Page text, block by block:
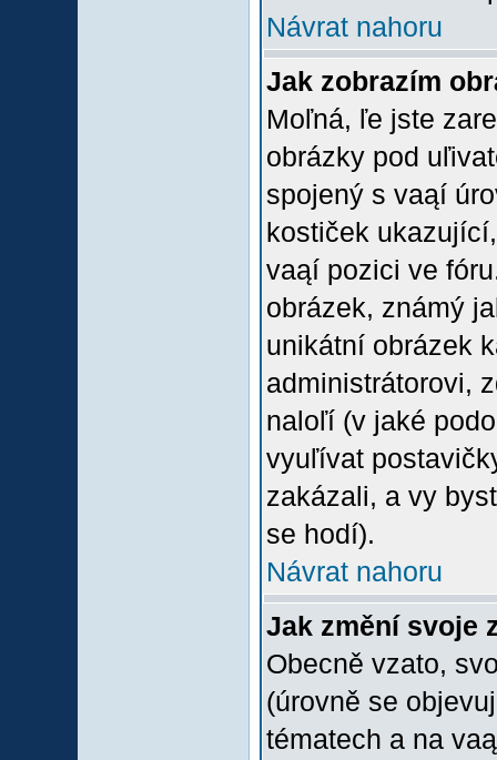
Návrat nahoru
Jak zobrazím
Moľná, ľe jste
obrázky pod
spojený s vaąí
kostiček
vaąí pozici ve
obrázek, známý
unikátní obrázek
administrátorovi,
naloľí (v jaké
vyuľívat
zakázali, a vy
se hodí).
Návrat nahoru
Jak změní svoje
Obecně vzato,
(úrovně se
tématech a na